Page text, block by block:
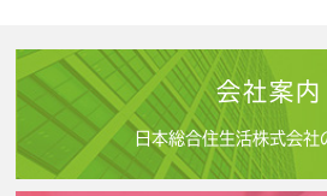
会社案内
日本総合住生活株式会社